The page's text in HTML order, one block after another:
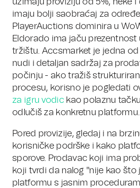
uzimaju proviziju od 5%, neke i
imaju bolji saobraćaj za
PlayerAuctions dominira u
Eldorado ima jaču prezentnost
tržištu. Accsmarket je jedna
nudi i detaljan sadržaj za
počinju - ako tražiš
procesu, korisno je pogledati
za igru vodickao polaznu
odlučiš za konkretnu platformu.
Pored provizije, gledaj i na
korisničke podrške i kako
sporove. Prodavac koji ima
koji tvrdi da nalog "nije kao što
platformu s jasnim